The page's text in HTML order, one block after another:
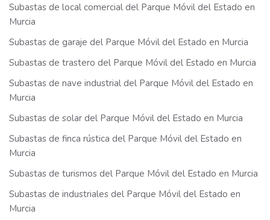
Subastas de local comercial del Parque Móvil del Estado en
Murcia
Subastas de garaje del Parque Móvil del Estado en Murcia
Subastas de trastero del Parque Móvil del Estado en Murcia
Subastas de nave industrial del Parque Móvil del Estado en
Murcia
Subastas de solar del Parque Móvil del Estado en Murcia
Subastas de finca rústica del Parque Móvil del Estado en
Murcia
Subastas de turismos del Parque Móvil del Estado en Murcia
Subastas de industriales del Parque Móvil del Estado en
Murcia